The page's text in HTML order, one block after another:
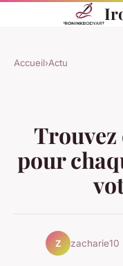
Accueil›Actu
Trouvez
pour
Z zacharie10